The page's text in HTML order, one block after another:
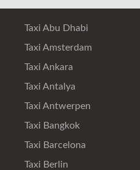
Taxi Abu Dhabi
Taxi Amsterdam
Taxi Ankara
Taxi Antalya
Taxi Antwerpen
Taxi Bangkok
Taxi Barcelona
Taxi Berlin